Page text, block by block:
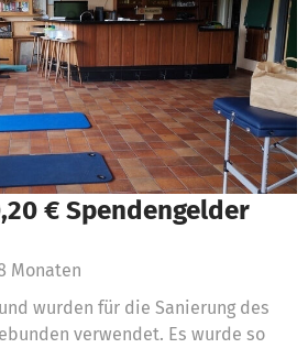
€ Spendengelder
Monaten
wurden für die Sanierung des
verwendet. Es wurde so